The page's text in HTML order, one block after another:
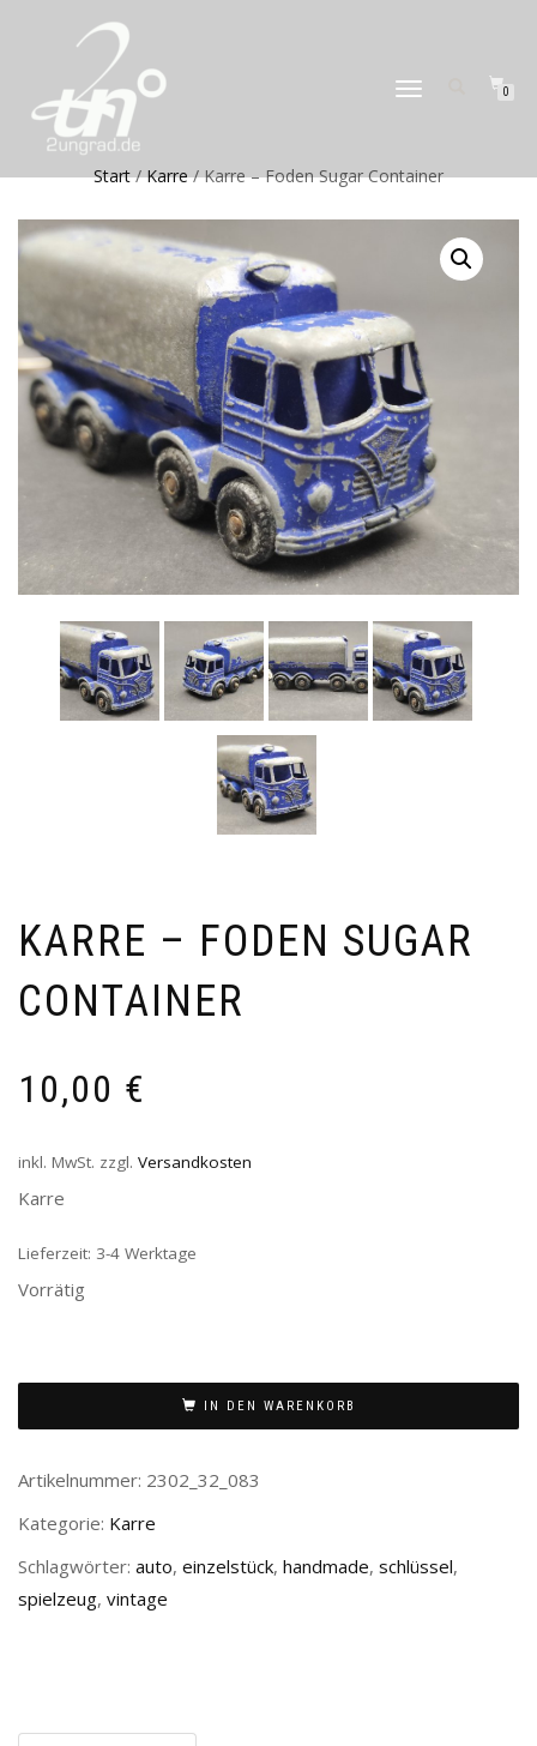
NAVIGATION
0
Start/Karre/ Karre – Foden Sugar Container
KARRE – FODEN SUGAR
CONTAINER
10,00 €
inkl. MwSt. zzgl. Versandkosten
Karre
Lieferzeit: 3-4 Werktage
Vorrätig
IN DEN WARENKORB
Artikelnummer: 2302_32_083
Kategorie: Karre
Schlagwörter: auto, einzelstück, handmade, schlüssel,
spielzeug, vintage